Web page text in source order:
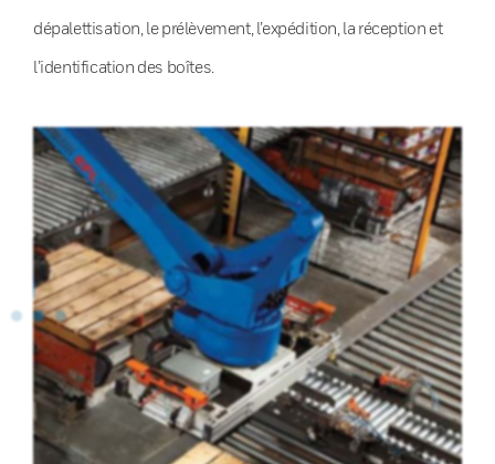
dépalettisation, le prélèvement, l’expédition, la réception et
l’identification des boîtes.